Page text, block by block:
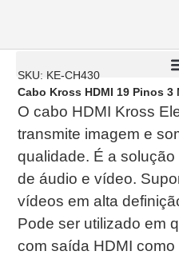
SKU: KE-CH430
Cabo Kross HDMI 19 Pinos 3
O cabo HDMI Kross
transmite imagem e
qualidade. É a
de áudio e vídeo.
vídeos em alta
Pode ser utilizado em
com saída HDMI